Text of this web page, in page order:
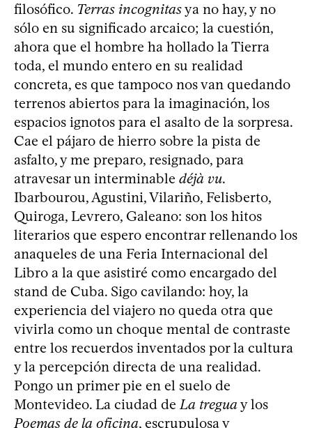
filosófico. Terras incognitasya no hay, y no
sólo en su significado arcaico; la cuestión,
ahora que el hombre ha hollado la Tierra
toda, el mundo entero en su realidad
concreta, es que tampoco nos van quedando
terrenos abiertos para la imaginación, los
espacios ignotos para el asalto de la sorpresa.
Cae el pájaro de hierro sobre la pista de
asfalto, y me preparo, resignado, para
atravesar un interminable déjà vu.
Ibarbourou, Agustini, Vilariño, Felisberto,
Quiroga, Levrero, Galeano: son los hitos
literarios que espero encontrar rellenando los
anaqueles de una Feria Internacional del
Libro a la que asistiré como encargado del
stand de Cuba. Sigo cavilando: hoy, la
experiencia del viajero no queda otra que
vivirla como un choque mental de contraste
entre los recuerdos inventados por la cultura
y la percepción directa de una realidad.
Pongo un primer pie en el suelo de
Montevideo. La ciudad deLa treguay los
Poemas de la oficina, escrupulosa y